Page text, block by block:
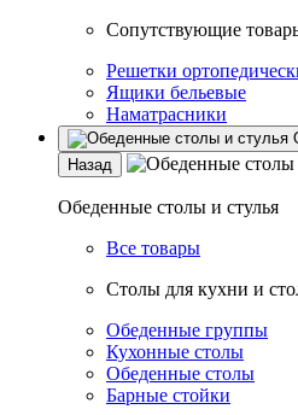
Сопутствующие
Решетки
Ящики бельевые
Наматрасники
Назад
Обеденные столы и стулья
Все товары
Столы для кухни и
Обеденные группы
Кухонные столы
Обеденные столы
Барные стойки